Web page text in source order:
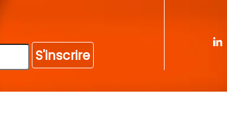
S'inscrire